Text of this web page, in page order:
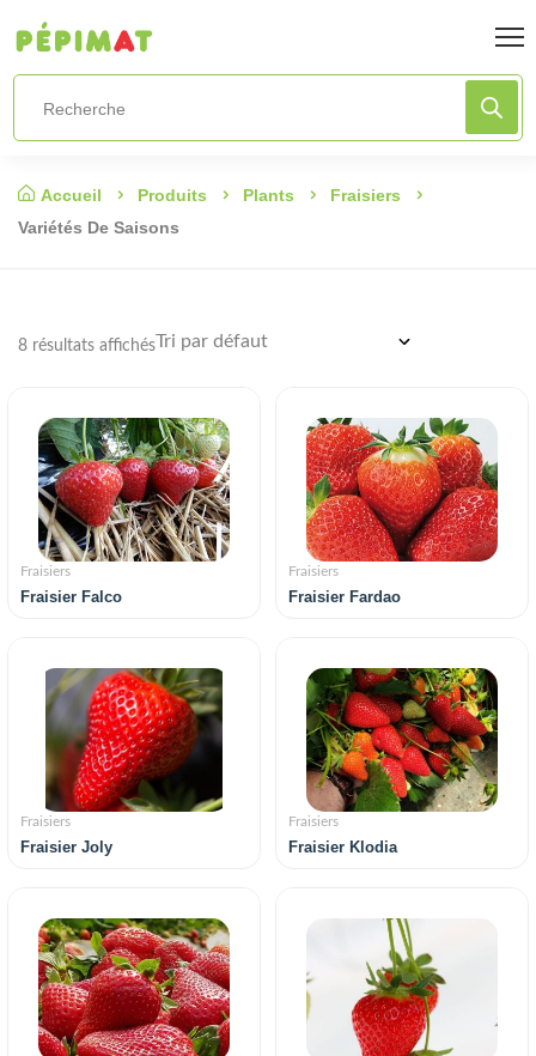
Accueil Produits Plants
Fraisiers
Variétés De Saisons
8 résultats affichés
Fraisiers
Fraisier Falco
Fraisiers
Fraisier Fardao
Fraisiers
Fraisier Joly
Fraisiers
Fraisier Klodia